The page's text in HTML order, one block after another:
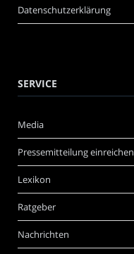
Datenschutzerklärung
SERVICE
Media
Pressemitteilung einreichen
Lexikon
Ratgeber
Nachrichten